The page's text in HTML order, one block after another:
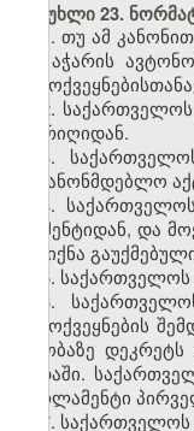
მუხლი 23.
1. თუ ამ
და აჭარის
2.
თარიღიდან.
3.
საკანონმდებლო
4.
მომენტიდან, და
არ იქნა
5.
6.
გამოქვეყნების
თაობაზე
ვადაში.
პარლამენტი
7.